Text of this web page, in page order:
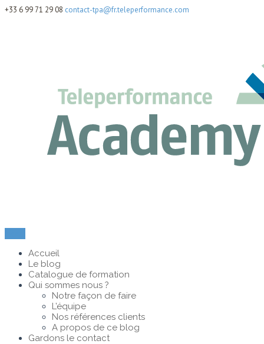
+33 6 99 71 29 08 contact-tpa@fr.teleperformance.com
Accueil
Le blog
Catalogue de formation
Qui sommes nous ?
Notre façon de faire
L’équipe
Nos références clients
A propos de ce blog
Gardons le contact